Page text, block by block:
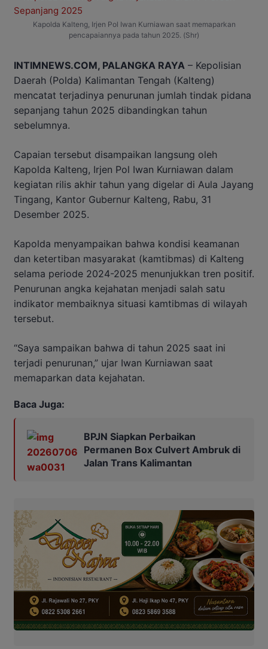
Kapolda Kalteng, Irjen Pol Iwan Kurniawan saat memaparkan
pencapaiannya pada tahun 2025. (Shr)
INTIMNEWS.COM, PALANGKA RAYA – Kepolisian
Daerah (Polda) Kalimantan Tengah (Kalteng)
mencatat terjadinya penurunan jumlah tindak pidana
sepanjang tahun 2025 dibandingkan tahun
sebelumnya.
Capaian tersebut disampaikan langsung oleh
Kapolda Kalteng, Irjen Pol Iwan Kurniawan dalam
kegiatan rilis akhir tahun yang digelar di Aula Jayang
Tingang, Kantor Gubernur Kalteng, Rabu, 31
Desember 2025.
Kapolda menyampaikan bahwa kondisi keamanan
dan ketertiban masyarakat (kamtibmas) di Kalteng
selama periode 2024-2025 menunjukkan tren positif.
Penurunan angka kejahatan menjadi salah satu
indikator membaiknya situasi kamtibmas di wilayah
tersebut.
“Saya sampaikan bahwa di tahun 2025 saat ini
terjadi penurunan,” ujar Iwan Kurniawan saat
memaparkan data kejahatan.
Baca Juga:
BPJN Siapkan Perbaikan
Permanen Box Culvert Ambruk di
Jalan Trans Kalimantan